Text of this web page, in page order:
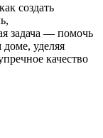
создать
задача — помочь
уделяя
качество